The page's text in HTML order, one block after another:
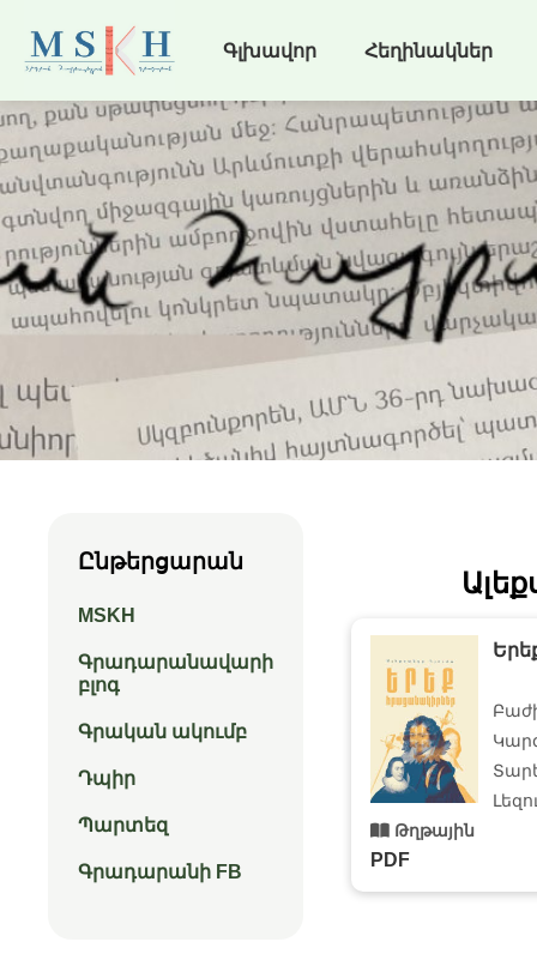
Գլխավոր Հեղինակներ
Ընթերցարան
MSKH
Գրադարանավարի
բլոգ
Գրական ակումբ
Դպիր
Պարտեզ
Գրադարանի FB
Թղթային
PDF